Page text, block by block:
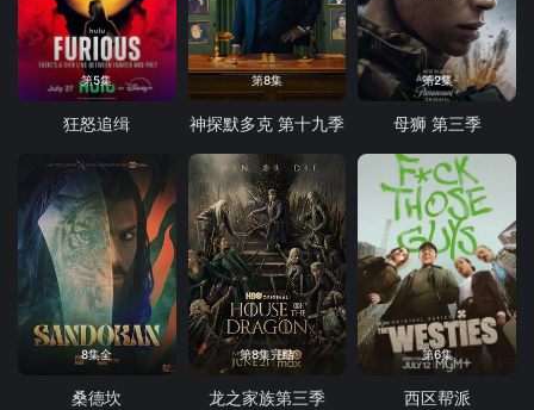
第5集
狂怒追缉
第8集
神探默多克 第十九季
第2集
母狮 第三季
8集全
桑德坎
第8集完结
龙之家族第三季
第6集
西区帮派